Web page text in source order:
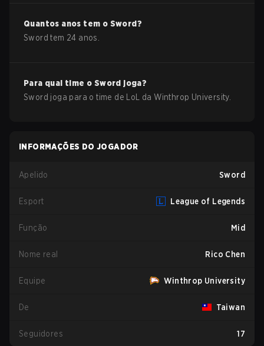
Quantos anos tem o Sword?
Sword tem 24 anos.
Para qual time o Sword joga?
Sword joga para o time de LoL daWinthrop University.
INFORMAÇÕES DO JOGADOR
Apelido Sword
Esport League of Legends
Função Mid
Nome real Rico Chen
Equipe Winthrop University
De Taiwan
Seguidores 17